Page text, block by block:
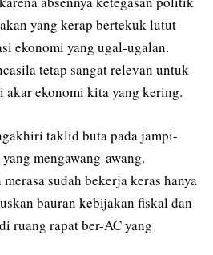
yang kerap bertekuk lutut
ekonomi yang ugal-ugalan.
tetap sangat relevan untuk
akar ekonomi kita yang kering.
taklid buta pada jampi-
mengawang-awang.
sudah bekerja keras hanya
bauran kebijakan fiskal dan
ruang rapat ber-AC yang